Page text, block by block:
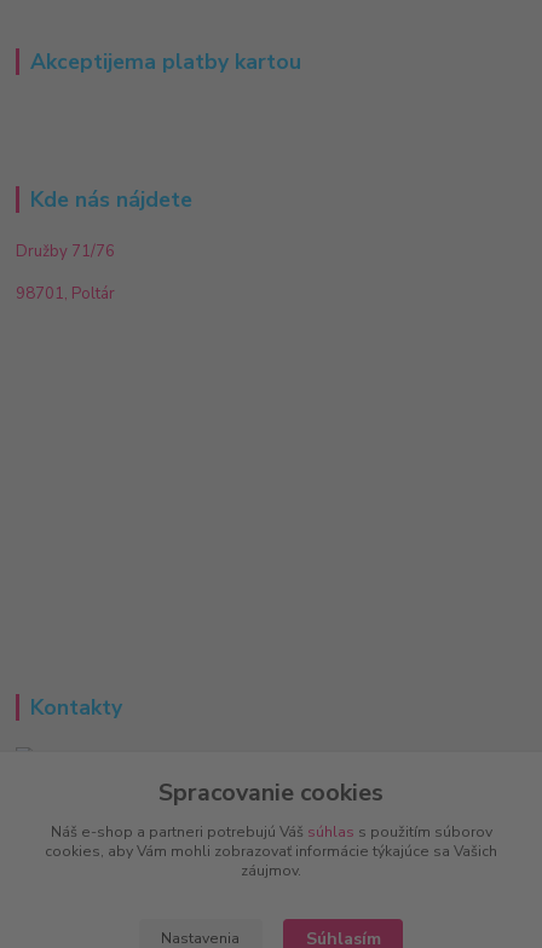
Akceptijema platby kartou
Kde nás nájdete
Družby 71/76
98701, Poltár
Kontakty
+421 951 733 848
(Po-Pia, 8-16 hod.)
Spracovanie cookies
Náš e-shop a partneri potrebujú Váš súhlas s použitím súborov
cookies, aby Vám mohli zobrazovať informácie týkajúce sa Vašich
záujmov.
Nastavenia Súhlasím